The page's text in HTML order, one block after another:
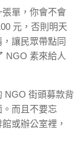
單，你會不會
元，否則明天
讓民眾帶點同
NGO 素來給人
NGO 街頭募款背
而且不要忘
或辦公室裡，